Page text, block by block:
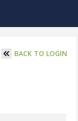
BACK TO LOGIN